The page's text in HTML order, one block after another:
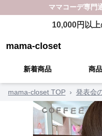
ママコーデ専門
10,000円以
mama-closet
新着商品 商
mama-closet TOP › 発表会